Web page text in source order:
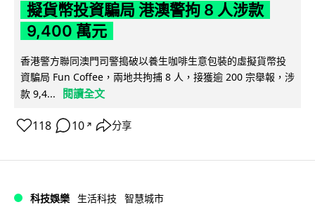
擬貨幣投資騙局 港澳警拘 8 人涉款
9,400 萬元
香港警方聯同澳門司警搗破以養生咖啡生意包裝的虛擬貨幣投
資騙局 Fun Coffee，兩地共拘捕 8 人，接獲逾 200 宗舉報，涉
款 9,4...
閱讀全文
118 10 ↗ 分享
科技娛樂 生活科技 智慧城市